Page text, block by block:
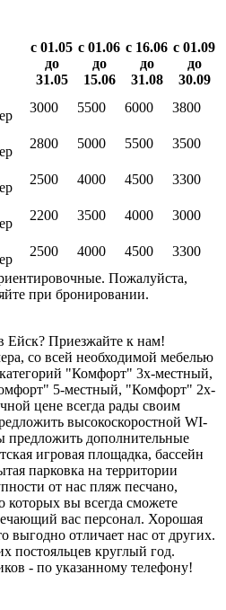
с 01.05
до
31.05
с 01.06
до
15.06
с 16.06
до
31.08
с 01.09
до
30.09
3000 5500 6000
3800
2800 5000 5500
3500
2500 4000 4500
3300
2200 3500 4000 3000
2500 4000 4500
3300
Пожалуйста,
при бронировании.
Ейск? Приезжайте к нам!
со всей необходимой мебелью
"Комфорт" 3х-местный,
5-местный, "Комфорт" 2х-
цене всегда рады своим
высокоскоростной WI-
предложить дополнительные
игровая площадка, бассейн
парковка на территории
от нас пляж песчано,
которых вы всегда сможете
вас персонал. Хорошая
выгодно отличает нас от других.
постояльцев круглый год.
- по указанному телефону!